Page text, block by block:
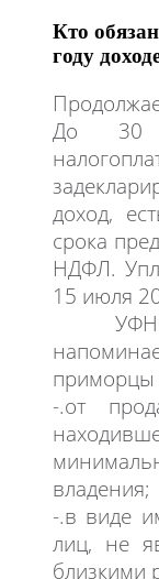
Кто
году
До 30
доход,
срока
НДФЛ.
15 июля
приморцы
-.от
владения;
-.в виде
лиц, не
близкими